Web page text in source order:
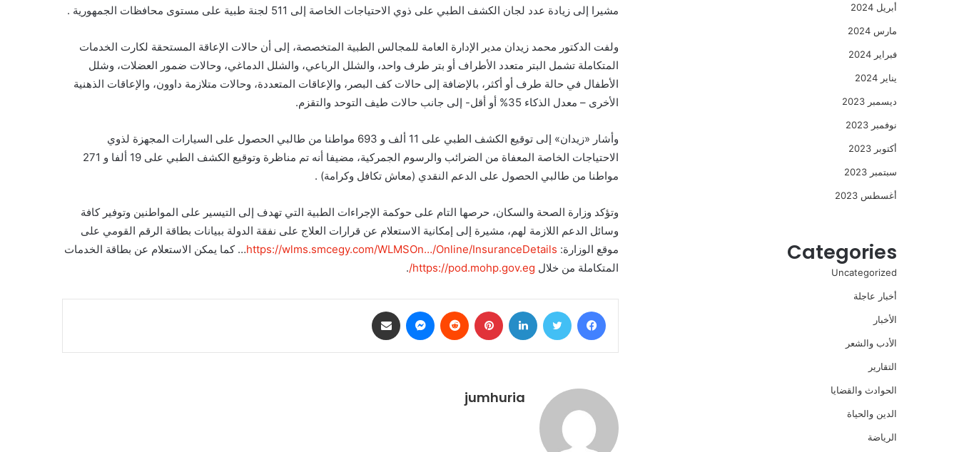
مشيرا إلى زيادة عدد لجان الكشف الطبي على ذوي الاحتياجات الخاصة إلى 511 لجنة طبية على مستوى محافظات الجمهورية .
ولفت الدكتور محمد زيدان مدير الإدارة العامة للمجالس الطبية المتخصصة، إلى أن حالات الإعاقة المستحقة لكارت الخدمات
المتكاملة تشمل البتر متعدد الأطراف أو بتر طرف واحد، والشلل الرباعي، والشلل الدماغي، وحالات ضمور العضلات، وشلل
الأطفال في حالة طرف أو أكثر، بالإضافة إلى حالات كف البصر، والإعاقات المتعددة، وحالات متلازمة داوون، والإعاقات الذهنية
الأخرى – معدل الذكاء 35% أو أقل- إلى جانب حالات طيف التوحد والتقزم.
وأشار «زيدان» إلى توقيع الكشف الطبي على 11 ألف و 693 مواطنا من طالبي الحصول على السيارات المجهزة لذوي
الاحتياجات الخاصة المعفاة من الضرائب والرسوم الجمركية، مضيفا أنه تم مناظرة وتوقيع الكشف الطبي على 19 ألفا و 271
مواطنا من طالبي الحصول على الدعم النقدي (معاش تكافل وكرامة) .
وتؤكد وزارة الصحة والسكان، حرصها التام على حوكمة الإجراءات الطبية التي تهدف إلى التيسير على المواطنين وتوفير كافة
وسائل الدعم اللازمة لهم، مشيرة إلى إمكانية الاستعلام عن قرارات العلاج على نفقة الدولة ببيانات بطاقة الرقم القومي على
موقع الوزارة: https://wlms.smcegy.com/WLMSOn…/Online/InsuranceDetails… كما يمكن الاستعلام عن بطاقة الخدمات
المتكاملة من خلال https://pod.mohp.gov.eg/
.
فيسبوك تويتر لينكدإن بينتيريست ماسنجر
jumhuria
أبريل 2024
مارس 2024
فبراير 2024
يناير 2024
ديسمبر 2023
نوفمبر 2023
أكتوبر 2023
سبتمبر 2023
أغسطس 2023
Categories
Uncategorized
أخبار عاجلة
الأخبار
الأدب والشعر
التقارير
الحوادث والقضايا
الدين والحياة
الرياضة